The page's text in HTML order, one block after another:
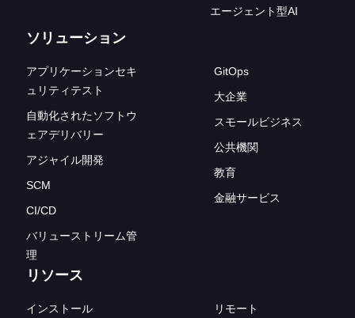
エージェント型AI
ソリューション
アプリケーションセキ
ュリティテスト
自動化されたソフトウ
ェアデリバリー
アジャイル開発
SCM
CI/CD
バリューストリーム管
理
GitOps
大企業
スモールビジネス
公共機関
教育
金融サービス
リソース
インストール
リモート